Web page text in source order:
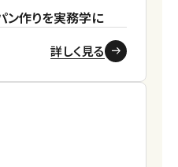
ン作りを実務学に
詳しく見る